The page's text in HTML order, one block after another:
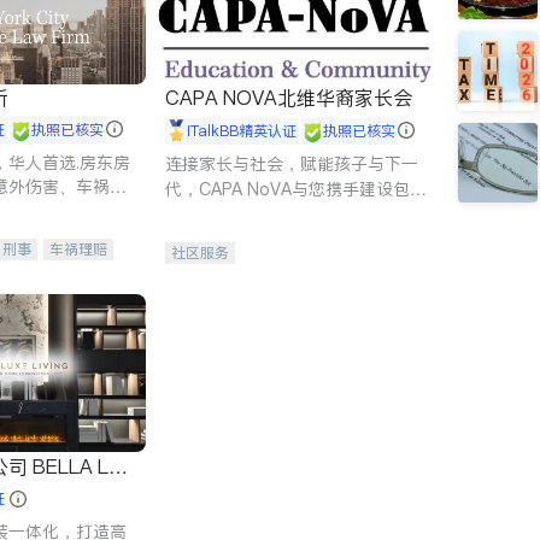
执照已核实
华人首选.房东房
外伤害、车祸重
刑事
车祸理赔
律师-其它
保释
CAPA NOVA北维华裔家长会
iTalkBB精英认证 执照已核实
连接家长与社会，赋能孩子与下一
代，CAPA NoVA与您携手建设包
社区服务
一体化，打造高